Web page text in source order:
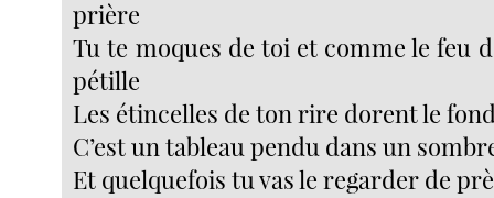
prière
Tu te moques de toi et comme le feu
pétille
Les étincelles de ton rire dorent le
C’est un tableau pendu dans un
Et quelquefois tu vas le regarder de